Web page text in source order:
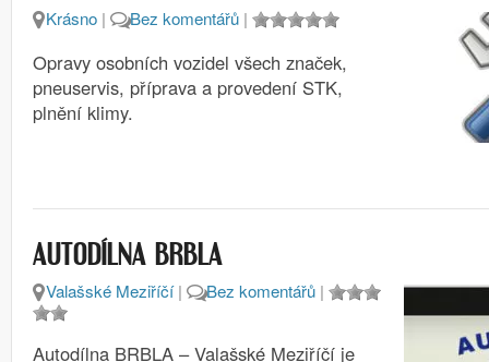
Krásno | Bez komentářů |
Opravy osobních vozidel všech značek,
pneuservis, příprava a provedení STK,
plnění klimy.
AUTODÍLNA BRBLA
Valašské Meziříčí| Bez komentářů |
Autodílna BRBLA – Valašské Meziříčí je